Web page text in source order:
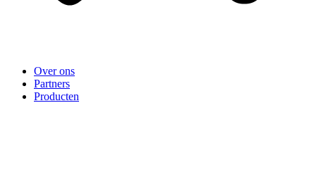
Over ons
Partners
Producten